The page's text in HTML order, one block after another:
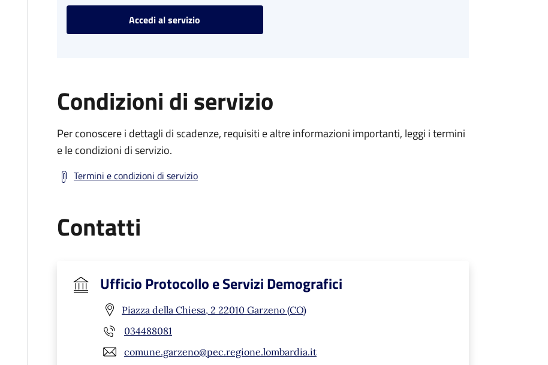
Accedi al servizio
Condizioni di servizio
Per conoscere i dettagli di scadenze, requisiti e altre informazioni importanti, leggi i termini
e le condizioni di servizio.
Termini e condizioni di servizio
Contatti
Ufficio Protocollo e Servizi Demografici
Piazza della Chiesa, 2 22010 Garzeno (CO)
034488081
comune.garzeno@pec.regione.lombardia.it